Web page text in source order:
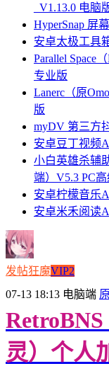
_V1.13.0 电
HyperSnap 屏
安卓太极工具
Parallel Space
专业版
Lanerc（原
版
myDV 第三方
安卓豆丁视频
小白英雄杀辅
端）V5.3 PC
安卓柠檬音乐
安卓米禾阅读
发帖狂魔VIP2
07-13 18:13 电脑端
RetroBNS
灵）个人